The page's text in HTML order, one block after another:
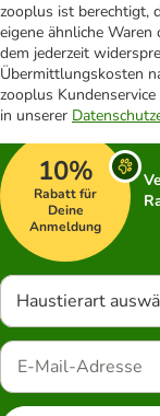
zooplus ist berechtigt,
eigene ähnliche
dem jederzeit
Übermittlungskosten
zooplus
in unserer
10%
Rabatt für
Deine
Anmeldung
Haustierart